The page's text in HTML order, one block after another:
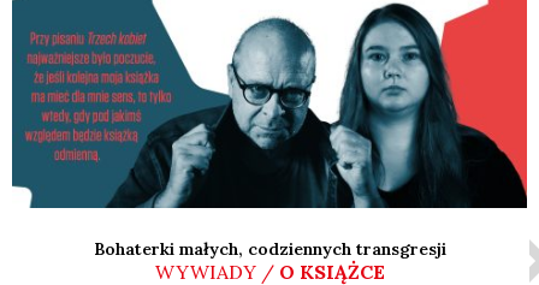
Bohaterki małych, codziennych transgresji
WYWIADY / O KSIĄŻCE